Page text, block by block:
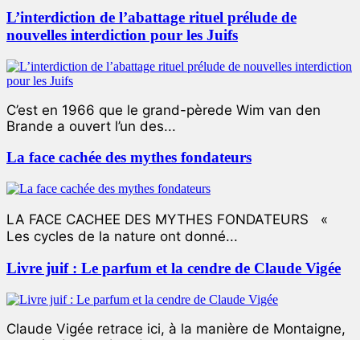
L’interdiction de l’abattage rituel prélude de
nouvelles interdiction pour les Juifs
C’est en 1966 que le grand-pèrede Wim van den
Brande a ouvert l’un des...
La face cachée des mythes fondateurs
LA FACE CACHEE DES MYTHES FONDATEURS «
Les cycles de la nature ont donné...
Livre juif : Le parfum et la cendre de Claude Vigée
Claude Vigée retrace ici, à la manière de Montaigne,